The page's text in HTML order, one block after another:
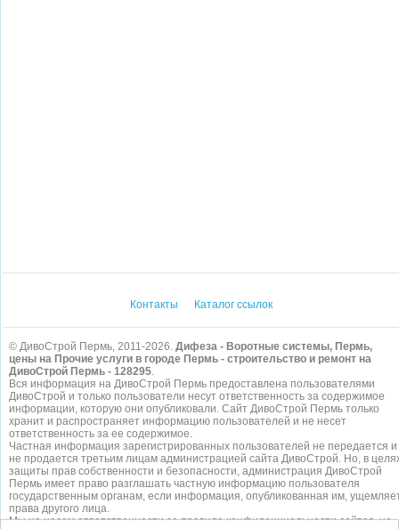
Контакты Каталог ссылок
© ДивоСтрой Пермь, 2011-2026. Дифеза - Воротные системы, Пермь,
цены на Прочие услуги в городе Пермь - строительство и ремонт на
ДивоСтрой Пермь - 128295.
Вся информация на ДивоСтрой Пермь предоставлена пользователями
ДивоСтрой и только пользователи несут ответственность за содержимое
информации, которую они опубликовали. Сайт ДивоСтрой Пермь только
хранит и распространяет информацию пользователей и не несет
ответственность за ее содержимое.
Частная информация зарегистрированных пользователей не передается и
не продается третьим лицам администрацией сайта ДивоСтрой. Но, в
защиты прав собственности и безопасности, администрация ДивоСтрой
Пермь имеет право разглашать частную информацию пользователя
государственным органам, если информация, опубликованная им,
права другого лица.
Мы не несем ответственности за правила конфиденциальности сайтов, на